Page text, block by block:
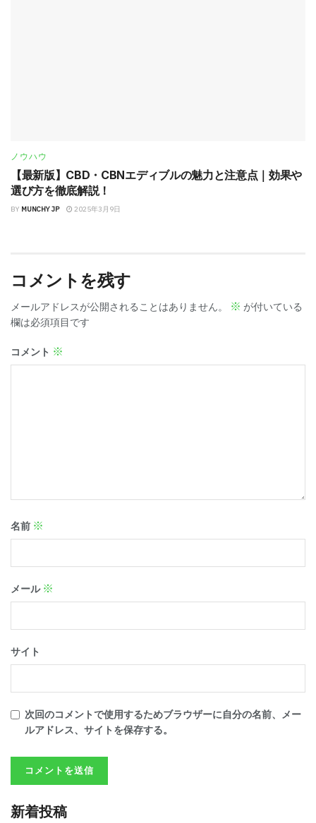
ノウハウ
【最新版】CBD・CBNエディブルの魅力と注意点｜効果や
選び方を徹底解説！
BY MUNCHY JP 2025年3月9日
コメントを残す
メールアドレスが公開されることはありません。 ※ が付いている
欄は必須項目です
コメント ※
名前 ※
メール ※
サイト
次回のコメントで使用するためブラウザーに自分の名前、メー
ルアドレス、サイトを保存する。
新着投稿